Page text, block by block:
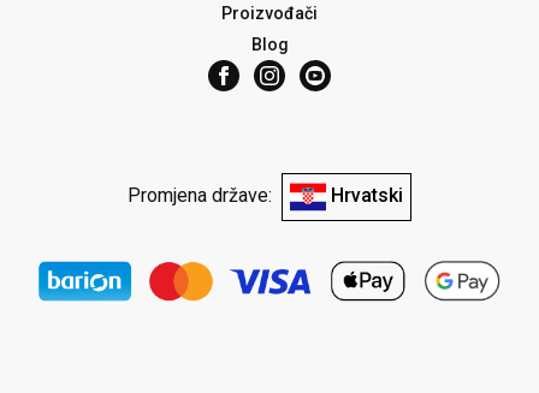
Proizvođači
Blog
Promjena države: Hrvatski